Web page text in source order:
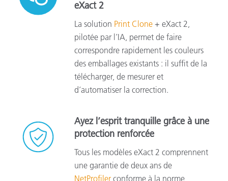
eXact 2
La solution Print Clone + eXact 2,
pilotée par l’IA, permet de faire
correspondre rapidement les couleurs
des emballages existants : il suffit de la
télécharger, de mesurer et
d’automatiser la correction.
Ayez l’esprit tranquille grâce à une
protection renforcée
Tous les modèles eXact 2 comprennent
une garantie de deux ans de
NetProfilerconforme à la norme